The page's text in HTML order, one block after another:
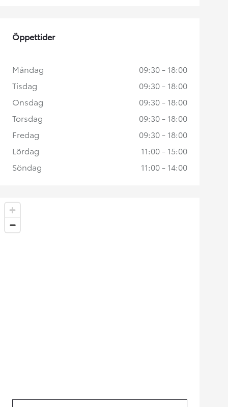
Öppettider
Måndag
09:30 - 18:00
Tisdag
09:30 - 18:00
Onsdag
09:30 - 18:00
Torsdag
09:30 - 18:00
Fredag
09:30 - 18:00
Lördag
11:00 - 15:00
Söndag
11:00 - 14:00